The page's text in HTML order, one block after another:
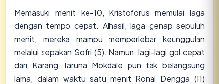
Memasuki menit ke-10, Kristoforus memulai laga
dengan tempo cepat. Alhasil, laga genap sepuluh
menit, mereka mampu memperlebar keunggulan
melalui sepakan Sofri (5). Namun, lagi-lagi gol cepat
dari Karang Taruna Mokdale pun tak belangsung
lama, dalam waktu satu menit Ronal Dengga (11)